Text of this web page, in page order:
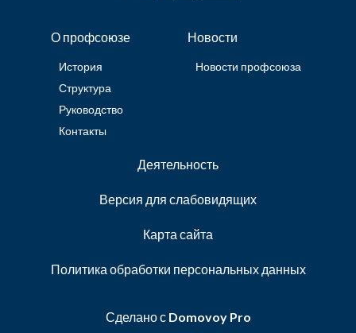
О профсоюзе
История
Структура
Руководство
Контакты
Новости
Новости профсоюза
Деятельность
Версия для слабовидящих
Карта сайта
Политика обработки персональных данных
Сделано с Domovoy Pro